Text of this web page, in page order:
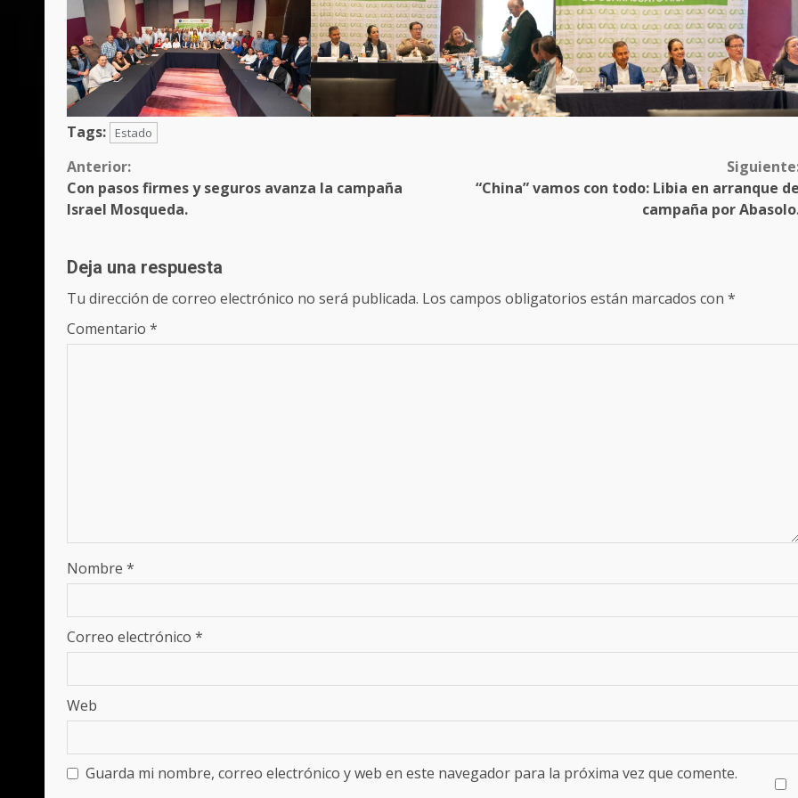
Tags: Estado
Sigue
leyendo
Anterior:
Con pasos firmes y seguros avanza la campaña
Israel Mosqueda.
“China” vamos con todo: Libia en arranque de
campaña por
Deja una respuesta
Tu dirección de correo electrónico no será publicada. Los campos obligatorios están marcados con *
Comentario *
Nombre *
Correo electrónico *
Web
Guarda mi nombre, correo electrónico y web en este navegador para la próxima vez que comente.